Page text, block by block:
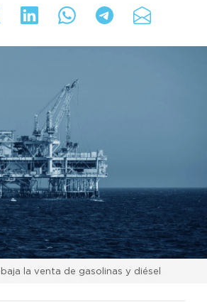
la venta de gasolinas y diésel